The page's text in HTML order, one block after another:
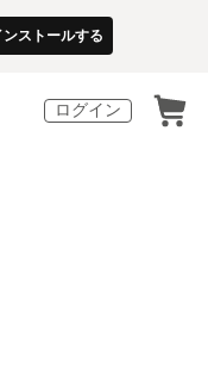
ンストールする
ログイン